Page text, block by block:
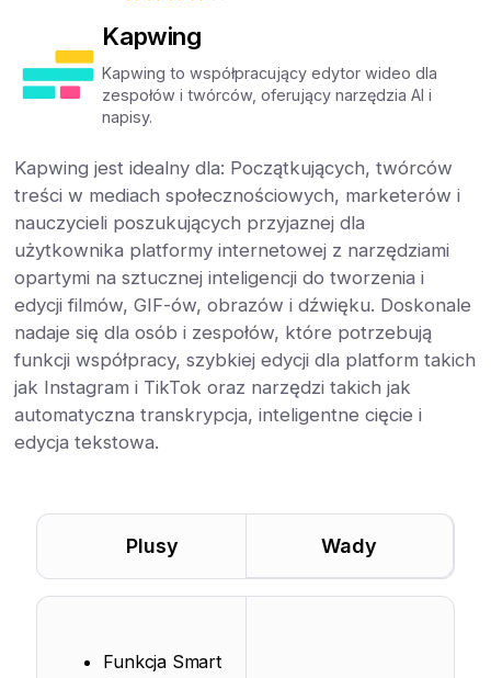
Kapwing
Kapwing to współpracujący edytor wideo dla
zespołów i twórców, oferujący narzędzia AI i
napisy.
Kapwing jest idealny dla: Początkujących, twórców
treści w mediach społecznościowych, marketerów i
nauczycieli poszukujących przyjaznej dla
użytkownika platformy internetowej z narzędziami
opartymi na sztucznej inteligencji do tworzenia i
edycji filmów, GIF-ów, obrazów i dźwięku. Doskonale
nadaje się dla osób i zespołów, które potrzebują
funkcji współpracy, szybkiej edycji dla platform takich
jak Instagram i TikTok oraz narzędzi takich jak
automatyczna transkrypcja, inteligentne cięcie i
edycja tekstowa.
Plusy Wady
Funkcja Smart